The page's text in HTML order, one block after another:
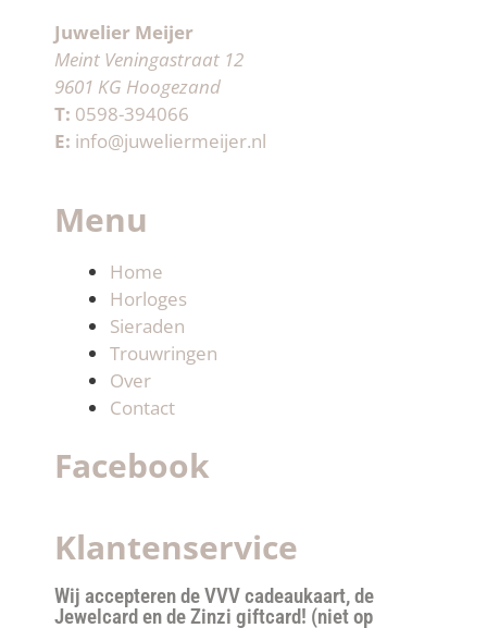
Juwelier Meijer
Meint Veningastraat 12
9601 KG Hoogezand
T: 0598-394066
E: info@juweliermeijer.nl
Menu
Home
Horloges
Sieraden
Trouwringen
Over
Contact
Facebook
Klantenservice
Wij accepteren de VVV cadeaukaart, de
Jewelcard en de Zinzi giftcard! (niet op